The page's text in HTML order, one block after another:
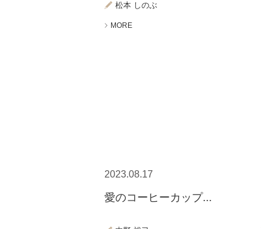
松本 しのぶ
MORE
2023.08.17
愛のコーヒーカップ...